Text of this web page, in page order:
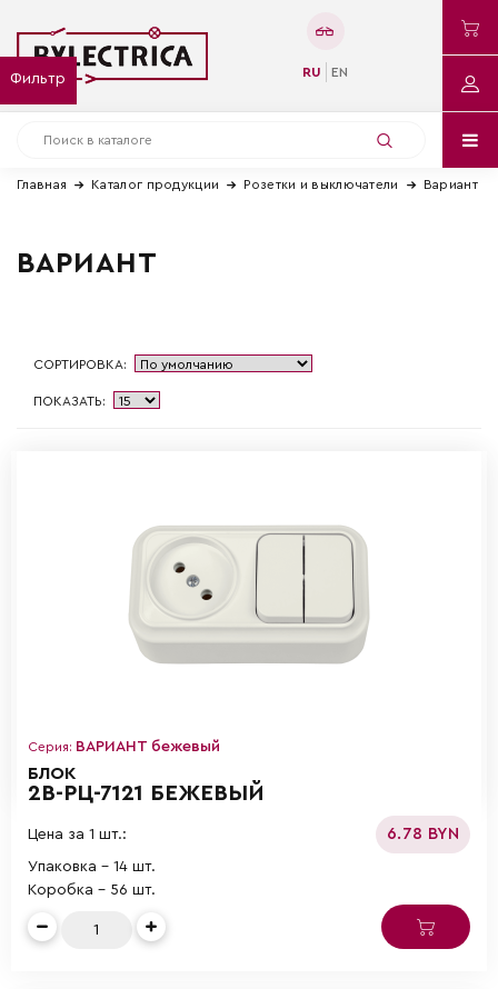
Фильтр RU EN
Главная Каталог продукции Розетки и выключатели Вариант
ВАРИАНТ
СОРТИРОВКА:
ПОКАЗАТЬ:
Серия: ВАРИАНТ бежевый
БЛОК
2В-РЦ-7121 БЕЖЕВЫЙ
Цена за 1 шт.: 6.78 BYN
Упаковка - 14 шт.
Коробка - 56 шт.